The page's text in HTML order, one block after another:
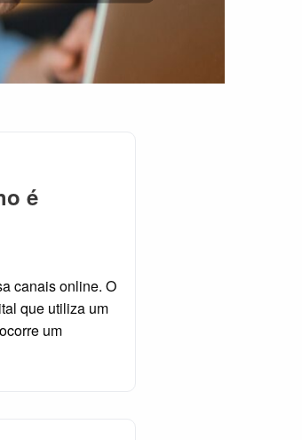
é
canais online. O
que utiliza um
um